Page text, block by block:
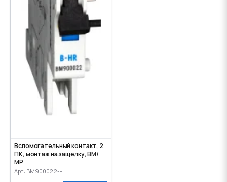
Вспомогательный контакт, 2
ПК, монтаж на защелку, ВМ/
МР
Арт: BM900022--